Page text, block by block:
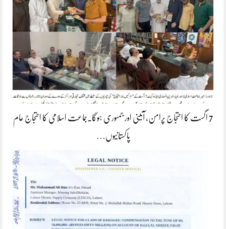
7 اگست کا احتجاج پرامن، آئینی اور جمہوری ہوگا۔جماعت اسلامی کا احتجاج عام
پاکستانیوں…